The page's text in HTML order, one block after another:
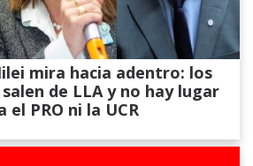
mira hacia adentro: los
de LLA y no hay lugar
el PRO ni la UCR